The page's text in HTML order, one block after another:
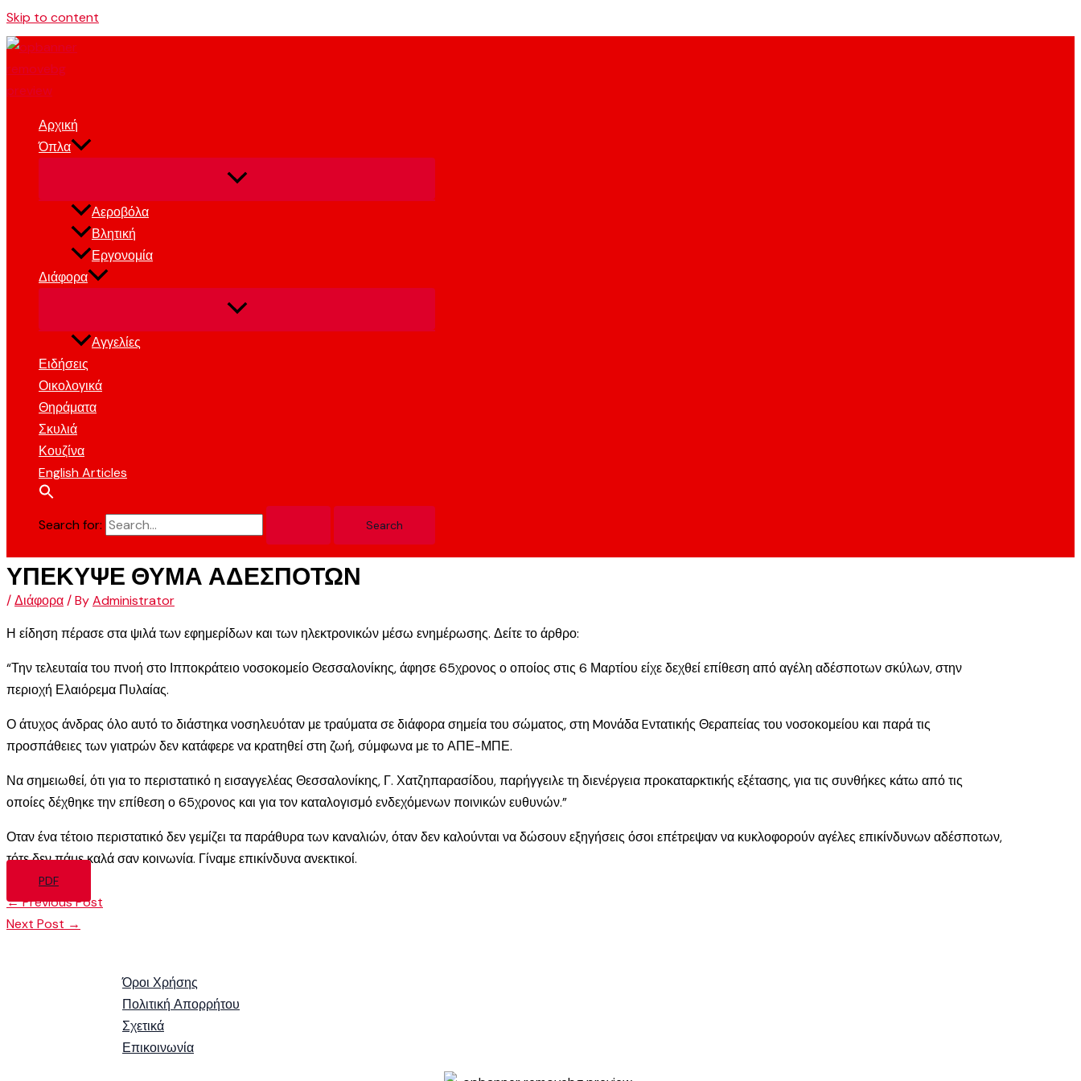
Skip to content
Αρχική
Όπλα
Αεροβόλα
Βλητική
Εργονομία
Διάφορα
Αγγελίες
Ειδήσεις
Οικολογικά
Θηράματα
Σκυλιά
Κουζίνα
English Articles
Search for:
ΥΠΕΚΥΨΕ ΘΥΜΑ ΑΔΕΣΠΟΤΩΝ
/Διάφορα/ ByAdministrator
Η είδηση πέρασε στα ψιλά των εφημερίδων και των ηλεκτρονικών μέσω ενημέρωσης. Δείτε το άρθρο:
“Την τελευταία του πνοή στο Ιπποκράτειο νοσοκομείο Θεσσαλονίκης, άφησε 65χρονος ο οποίος στις 6 Μαρτίου είχε δεχθεί επίθεση από αγέλη αδέσποτων σκύλων, στην
περιοχή Ελαιόρεμα Πυλαίας.
Ο άτυχος άνδρας όλο αυτό το διάστηκα νοσηλευόταν με τραύματα σε διάφορα σημεία του σώματος, στη Mονάδα Eντατικής Θεραπείας του νοσοκομείου και παρά τις
προσπάθειες των γιατρών δεν κατάφερε να κρατηθεί στη ζωή, σύμφωνα με το ΑΠΕ-ΜΠΕ.
Να σημειωθεί, ότι για το περιστατικό η εισαγγελέας Θεσσαλονίκης, Γ. Χατζηπαρασίδου, παρήγγειλε τη διενέργεια προκαταρκτικής εξέτασης, για τις συνθήκες κάτω από τις
οποίες δέχθηκε την επίθεση ο 65χρονος και για τον καταλογισμό ενδεχόμενων ποινικών ευθυνών.”
Οταν ένα τέτοιο περιστατικό δεν γεμίζει τα παράθυρα των καναλιών, όταν δεν καλούνται να δώσουν εξηγήσεις όσοι επέτρεψαν να κυκλοφορούν αγέλες επικίνδυνων αδέσποτων,
τότε δεν πάμε καλά σαν κοινωνία. Γίναμε επικίνδυνα ανεκτικοί.
PDF
←Previous Post
Next Post →
Όροι Χρήσης
Πολιτική Απορρήτου
Σχετικά
Επικοινωνία